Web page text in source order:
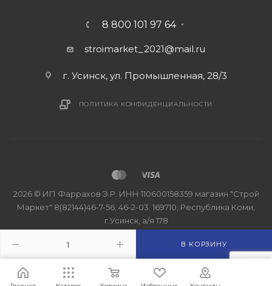
В КОРЗИНУ
8 800 101 97 64
stroimarket_2021@mail.ru
г. Усинск, ул. Промышленная, 28/3
ПОЛИТИКА КОНФИДЕНЦИАЛЬНОСТИ
2026 © ИП Фаррахов Э.Р. ИНН 110600158359 магазин "Строй
Маркет" 8(82144)46-7-56; 46-2-03. 169710, Республика Коми,
г.Усинск, а/я 178